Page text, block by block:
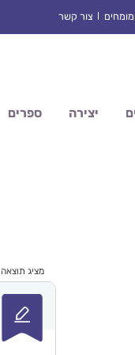
צור קשר
יצירה ספרים
מציג